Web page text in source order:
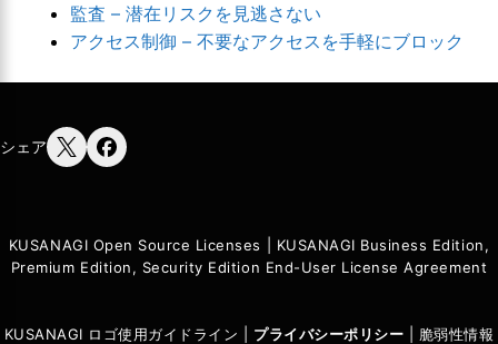
監査 – 潜在リスクを見逃さない
アクセス制御 – 不要なアクセスを手軽にブロック
シェア
KUSANAGI Open Source Licenses
KUSANAGI Business Edition,
Premium Edition, Security Edition End-User License Agreement
KUSANAGI ロゴ使用ガイドライン プライバシーポリシー
脆弱性情報